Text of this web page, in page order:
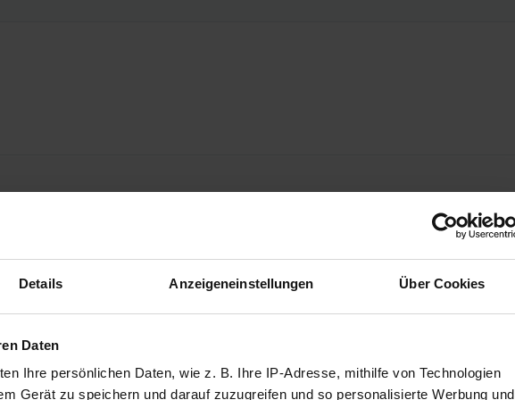
Details Anzeigeneinstellungen Über Cookies
Daten
Ihre persönlichen Daten, wie z. B. Ihre IP-Adresse, mithilfe von Technologien
Gerät zu speichern und darauf zuzugreifen und so personalisierte Werbung und